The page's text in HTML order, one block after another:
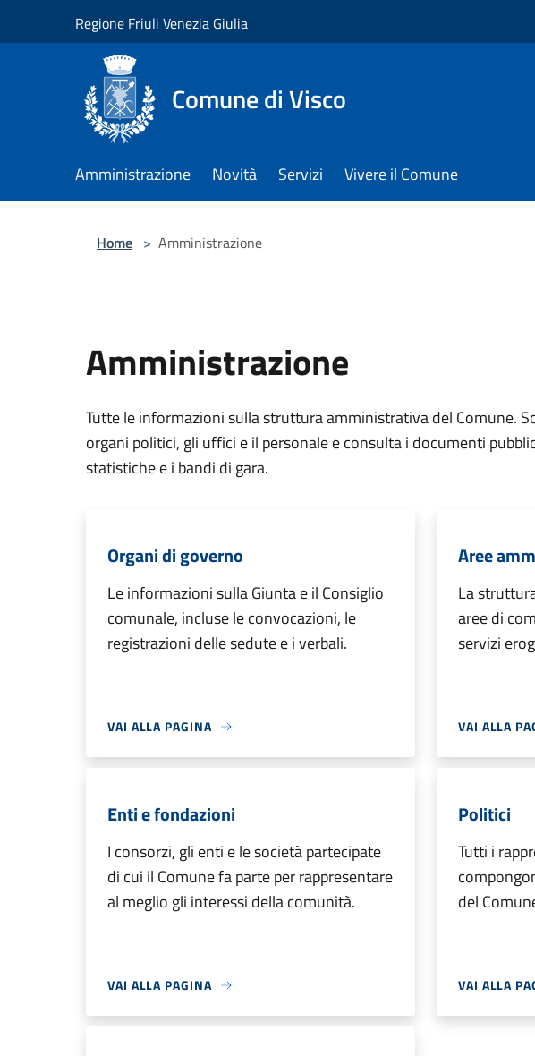
Regione Friuli Venezia Giulia
Comune di Visco
Amministrazione Novità Servizi Vivere il Comune
Home > Amministrazione
Amministrazione
Tutte le informazioni sulla struttura amministrativa del Comune.
organi politici, gli uffici e il personale e consulta i documenti
statistiche e i bandi di gara.
Organi di governo
Le informazioni sulla Giunta e il Consiglio
comunale, incluse le convocazioni, le
registrazioni delle sedute e i verbali.
VAI ALLA PAGINA
Aree
La
aree di
servizi
VAI ALLA
Enti e fondazioni
I consorzi, gli enti e le società partecipate
di cui il Comune fa parte per rappresentare
al meglio gli interessi della comunità.
VAI ALLA PAGINA
Politici
Tutti i
del
VAI ALLA